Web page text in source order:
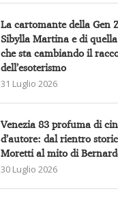
La cartomante della Gen
Sibylla Martina e di
che sta cambiando il
dell’esoterismo
31 Luglio 2026
Venezia 83 profuma di
d’autore: dal rientro
Moretti al mito di
30 Luglio 2026